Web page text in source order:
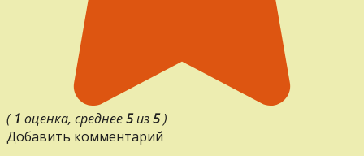
( 1 оценка, среднее5из5)
Добавить комментарий